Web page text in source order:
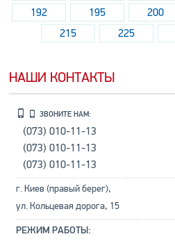
192
195 200
215
225
НАШИ КОНТАКТЫ
ЗВОНИТЕ НАМ:
(073) 010-11-13
(073) 010-11-13
(073) 010-11-13
г. Киев (правый берег),
ул. Кольцевая дорога, 15
РЕЖИМ РАБОТЫ: